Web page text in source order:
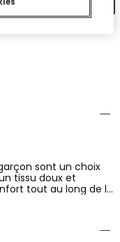
sont un choix
tissu doux et
tout au long de la
dirty est complété
facilitant
tailles. Elles sont
les rendant